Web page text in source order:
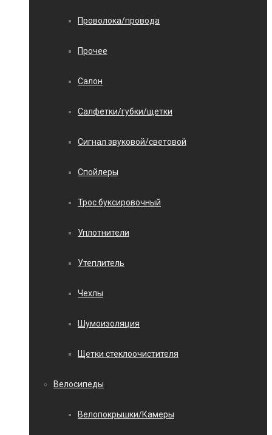
Проволока/провода
Прочее
Салон
Салфетки/губки/щетки
Сигнал звуковой/световой
Спойлеры
Трос буксировочный
Уплотнители
Утеплитель
Чехлы
Шумоизоляция
Щетки стеклоочистителя
Велосипеды
Велопокрышки/Камеры